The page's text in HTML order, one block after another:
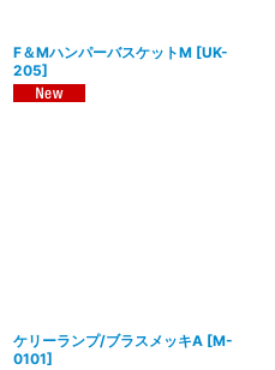
F＆MハンパーバスケットM [UK-
205]
ケリーランプ/ブラスメッキA [M-
0101]